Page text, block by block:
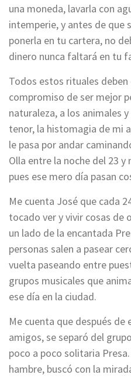
una moneda, lavarla con
intemperie, y antes de que
ponerla en tu cartera, no
dinero nunca faltará en tu
Todos estos rituales
compromiso de ser mejor
naturaleza, a los animales
tenor, la histomagia de mi
le pasa por andar
Olla entre la noche del 23
pues ese mero día pasan
Me cuenta José que cada
tocado ver y vivir cosas de
un lado de la encantada
personas salen a pasear
vuelta paseando entre
grupos musicales que
ese día en la ciudad.
Me cuenta que después
amigos, se separó del
poco a poco solitaria
hambre, buscó con la